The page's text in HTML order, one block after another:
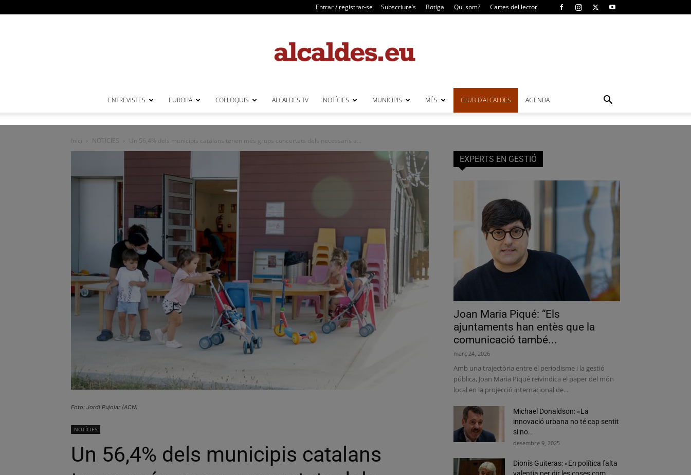
Entrar / registrar-se Subscriure’s Botiga Qui som? Cartes del lector
ENTREVISTES EUROPA COL·LOQUIS ALCALDES TV NOTÍCIES MUNICIPIS MÉS CLUB D’ALCALDES AGENDA
Inici NOTÍCIES Un 56,4% dels municipis catalans tenen més grups concertats dels necessaris a...
Foto: Jordi Pujolar (ACN)
NOTÍCIES
Un 56,4% dels municipis catalans
EXPERTS EN GESTIÓ
Joan Maria Piqué: “Els
ajuntaments han entès que la
comunicació també...
març 24, 2026
Amb una trajectòria entre el periodisme i la gestió
pública, Joan Maria Piqué reivindica el paper del món
local en la projecció internacional de...
Michael Donaldson: «La
innovació urbana no té cap sentit
si no...
desembre 9, 2025
Dionís Guiteras: «En política falta